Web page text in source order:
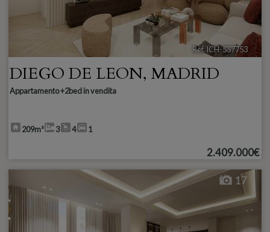
Ref. ICH-557753 🔗
DIEGO DE LEON, MADRID
Appartamento +2bed in vendita
209m² 3 4 1
2.409.000€
17